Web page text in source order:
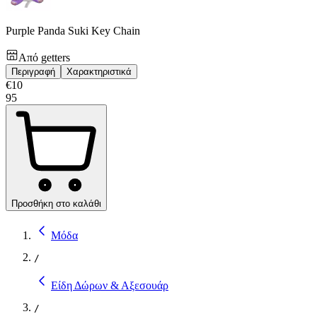
Purple Panda Suki Key Chain
Από getters
Περιγραφή Χαρακτηριστικά
€10
95
Προσθήκη στο καλάθι
Μόδα
/
Είδη Δώρων & Αξεσουάρ
/